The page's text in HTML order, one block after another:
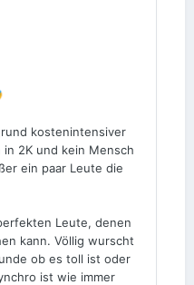
kostenintensiver
2K und kein Mensch
ein paar Leute die
Leute, denen
kann. Völlig wurscht
ob es toll ist oder
ist wie immer